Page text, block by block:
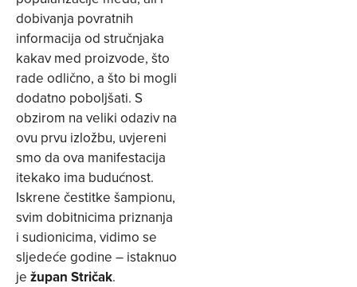
dobivanja povratnih
informacija od stručnjaka
kakav med proizvode, što
rade odlično, a što bi mogli
dodatno poboljšati. S
obzirom na veliki odaziv na
ovu prvu izložbu, uvjereni
smo da ova manifestacija
itekako ima budućnost.
Iskrene čestitke šampionu,
svim dobitnicima priznanja
i sudionicima, vidimo se
sljedeće godine – istaknuo
je župan Stričak.